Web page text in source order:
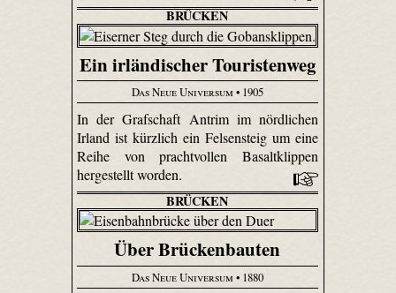
BRÜCKEN
Ein irländischer Touristenweg
Das Neue Universum • 1905
In der Grafschaft Antrim im nördlichen
Irland ist kürzlich ein Felsensteig um eine
Reihe von prachtvollen Basaltklippen
hergestellt worden.
BRÜCKEN
Über Brückenbauten
Das Neue Universum • 1880